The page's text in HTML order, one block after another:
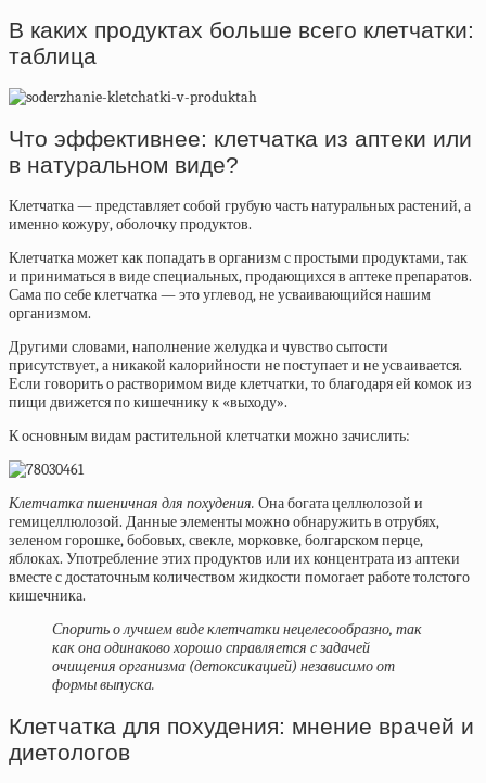
В каких продуктах больше всего клетчатки:
таблица
Что эффективнее: клетчатка из аптеки или
в натуральном виде?
Клетчатка —представляет собой грубую часть натуральных растений, а
именно кожуру, оболочку продуктов.
Клетчатка может как попадать в организм с простыми продуктами, так
и приниматься в виде специальных, продающихся в аптеке препаратов.
Сама по себе клетчатка — это углевод, не усваивающийся нашим
организмом.
Другими словами, наполнение желудка и чувство сытости
присутствует, а никакой калорийности не поступает и не усваивается.
Если говорить о растворимом виде клетчатки, то благодаря ей комок из
пищи движется по кишечнику к «выходу».
К основным видам растительной клетчатки можно зачислить:
Клетчатка пшеничная для похудения. Она богата целлюлозой и
гемицеллюлозой. Данные элементы можно обнаружить в отрубях,
зеленом горошке, бобовых, свекле, морковке, болгарском перце,
яблоках. Употребление этих продуктов или их концентрата из аптеки
вместе с достаточным количеством жидкости помогает работе толстого
кишечника.
Спорить о лучшем виде клетчатки нецелесообразно, так
как она одинаково хорошо справляется с задачей
очищения организма (детоксикацией) независимо от
формы выпуска.
Клетчатка для похудения: мнение врачей и
диетологов